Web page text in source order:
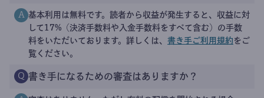
A 基本利用は無料です。読者から収益が発生すると、収益に対
して17%（決済手数料や入金手数料をすべて含む）の手数
料をいただいております。詳しくは、 書き手ご利用規約 をご
覧ください。
Q 書き手になるための審査はありますか？